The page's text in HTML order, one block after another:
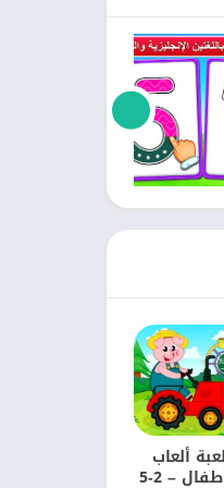
ألعاب
الأطفال – 2-5